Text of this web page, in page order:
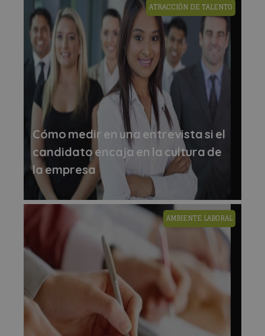
Cómo medir en una entrevista si el
candidato encaja en la cultura de
la empresa
ATRACCIÓN DE TALENTO
AMBIENTE LABORAL